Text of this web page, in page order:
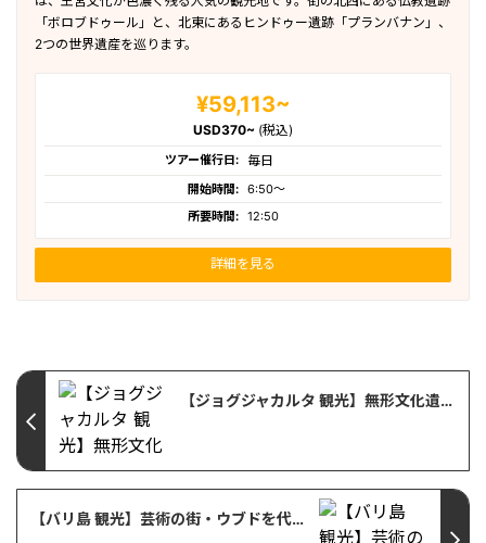
「ボロブドゥール」と、北東にあるヒンドゥー遺跡「プランバナン」、
2つの世界遺産を巡ります。
¥59,113~
USD370~ (税込)
ツアー催行日: 毎日
開始時間: 6:50〜
所要時間: 12:50
詳細を見る
【ジョグジャカルタ 観光】無形文化遺産・影絵人形芝居「ワヤン・クリ」が観れるソノブドヨ博物館
【バリ島 観光】芸術の街・ウブドを代表する観光スポット「ネカ美術館」